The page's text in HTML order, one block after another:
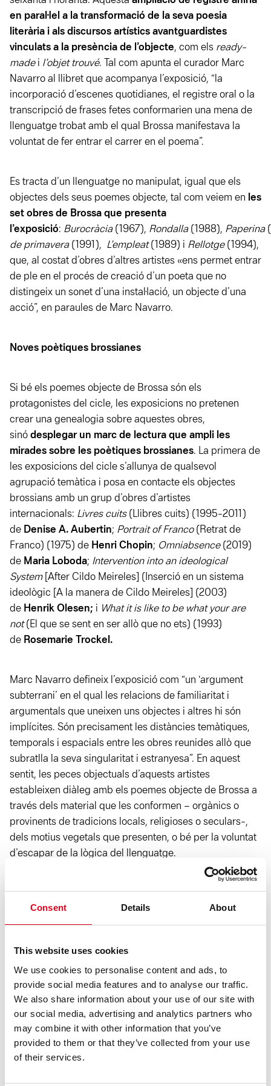
Consent Details About
This website uses cookies
We use cookies to personalise content and ads, to
provide social media features and to analyse our traffic.
We also share information about your use of our site with
our social media, advertising and analytics partners who
may combine it with other information that you’ve
provided to them or that they’ve collected from your use
of their services.
en paral·lel a la transformació de la seva poesia
literària i als discursos artístics avantguardistes
vinculats a la presència de l’objecte, com els ready-
madei l’objet trouvé. Tal com apunta el curador Marc
Navarro al llibret que acompanya l’exposició, “la
incorporació d’escenes quotidianes, el registre oral o la
transcripció de frases fetes conformarien una mena de
llenguatge trobat amb el qual Brossa manifestava la
voluntat de fer entrar el carrer en el poema”.
Es tracta d’un llenguatge no manipulat, igual que els
objectes dels seus poemes objecte, tal com veiem en les
set obres de Brossa que presenta
l’exposició: Burocràcia(1967), Rondalla(1988), Paperina
de primavera(1991), L’empleat(1989) i Rellotge(1994),
que, al costat d’obres d’altres artistes «ens permet entrar
de ple en el procés de creació d’un poeta que no
distingeix un sonet d’una instal·lació, un objecte d’una
acció”, en paraules de Marc Navarro.
Noves poètiques brossianes
Si bé els poemes objecte de Brossa són els
protagonistes del cicle, les exposicions no pretenen
crear una genealogia sobre aquestes obres,
sinó desplegar un marc de lectura que ampli les
mirades sobre les poètiques brossianes. La primera de
les exposicions del cicle s’allunya de qualsevol
agrupació temàtica i posa en contacte els objectes
brossians amb un grup d’obres d’artistes
internacionals: Livres cuits (Llibres cuits) (1995-2011)
de Denise A. Aubertin; Portrait of Franco(Retrat de
Franco) (1975) de Henri Chopin; Omniabsence(2019)
de Maria Loboda; Intervention into an ideological
System[After Cildo Meireles] (Inserció en un sistema
ideològic [A la manera de Cildo Meireles] (2003)
de Henrik Olesen; i What it is like to be what your are
not(El que se sent en ser allò que no ets) (1993)
de Rosemarie Trockel.
Marc Navarro defineix l’exposició com “un ‘argument
subterrani’ en el qual les relacions de familiaritat i
argumentals que uneixen uns objectes i altres hi són
implícites. Són precisament les distàncies temàtiques,
temporals i espacials entre les obres reunides allò que
subratlla la seva singularitat i estranyesa”. En aquest
sentit, les peces objectuals d’aquests artistes
estableixen diàleg amb els poemes objecte de Brossa a
través dels material que les conformen – orgànics o
provinents de tradicions locals, religioses o seculars-,
dels motius vegetals que presenten, o bé per la voluntat
d’escapar de la lògica del llenguatge.
Així, com conclou el comissari, l’exposició “posa en
relació el poema objecte de Brossa amb altres referents
que donen una visió totalment nova de la poètica
sorprenent, evidenciant que Brossa no és un cas aïllat
i que la força poètica de l’objecte no s’acaba mai”.
Curadoria
Marc Navarro